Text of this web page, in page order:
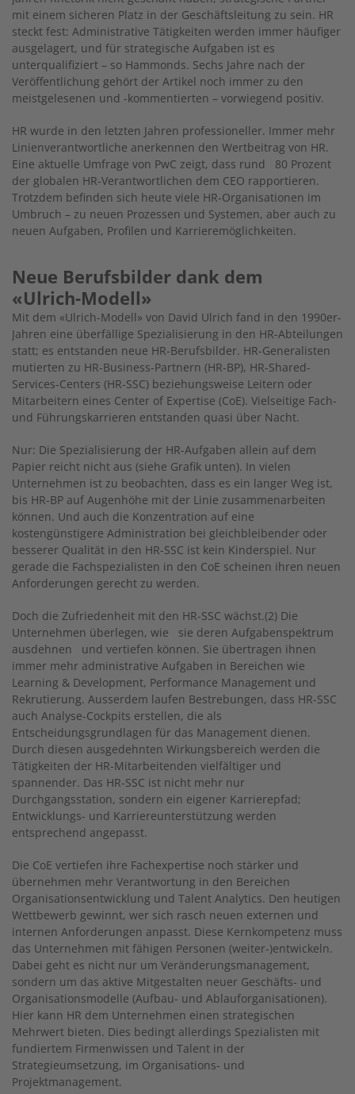
mit einem sicheren Platz in der Geschäftsleitung zu sein. HR
steckt fest: Administrative Tätigkeiten werden immer häufiger
ausgelagert, und für strategische Aufgaben ist es
unterqualifiziert – so Hammonds. Sechs Jahre nach der
Veröffentlichung gehört der Artikel noch immer zu den
meistgelesenen und -kommentierten – vorwiegend positiv.
HR wurde in den letzten Jahren professioneller. Immer mehr
Linienverantwortliche anerkennen den Wertbeitrag von HR.
Eine aktuelle Umfrage von PwC zeigt, dass rund 80 Prozent
der globalen HR-Verantwortlichen dem CEO rapportieren.
Trotzdem befinden sich heute viele HR-Organisationen im
Umbruch – zu neuen Prozessen und Systemen, aber auch zu
neuen Aufgaben, Profilen und Karrieremöglichkeiten.
Neue Berufsbilder dank dem
«Ulrich-Modell»
Mit dem «Ulrich-Modell» von David Ulrich fand in den 1990er-
Jahren eine überfällige Spezialisierung in den HR-Abteilungen
statt; es entstanden neue HR-Berufsbilder. HR-Generalisten
mutierten zu HR-Business-Partnern (HR-BP), HR-Shared-
Services-Centers (HR-SSC) beziehungsweise Leitern oder
Mitarbeitern eines Center of Expertise (CoE). Vielseitige Fach-
und Führungskarrieren entstanden quasi über Nacht.
Nur: Die Spezialisierung der HR-Aufgaben allein auf dem
Papier reicht nicht aus (siehe Grafik unten). In vielen
Unternehmen ist zu beobachten, dass es ein langer Weg ist,
bis HR-BP auf Augenhöhe mit der Linie zusammenarbeiten
können. Und auch die Konzentration auf eine
kostengünstigere Administration bei gleichbleibender oder
besserer Qualität in den HR-SSC ist kein Kinderspiel. Nur
gerade die Fachspezialisten in den CoE scheinen ihren neuen
Anforderungen gerecht zu werden.
Doch die Zufriedenheit mit den HR-SSC wächst.(2) Die
Unternehmen überlegen, wie sie deren Aufgabenspektrum
ausdehnen und vertiefen können. Sie übertragen ihnen
immer mehr administrative Aufgaben in Bereichen wie
Learning & Development, Performance Management und
Rekrutierung. Ausserdem laufen Bestrebungen, dass HR-SSC
auch Analyse-Cockpits erstellen, die als
Entscheidungsgrundlagen für das Management dienen.
Durch diesen ausgedehnten Wirkungsbereich werden die
Tätigkeiten der HR-Mitarbeitenden vielfältiger und
spannender. Das HR-SSC ist nicht mehr nur
Durchgangsstation, sondern ein eigener Karrierepfad;
Entwicklungs- und Karriereunterstützung werden
entsprechend angepasst.
Die CoE vertiefen ihre Fachexpertise noch stärker und
übernehmen mehr Verantwortung in den Bereichen
Organisationsentwicklung und Talent Analytics. Den heutigen
Wettbewerb gewinnt, wer sich rasch neuen externen und
internen Anforderungen anpasst. Diese Kernkompetenz muss
das Unternehmen mit fähigen Personen (weiter-)entwickeln.
Dabei geht es nicht nur um Veränderungsmanagement,
sondern um das aktive Mitgestalten neuer Geschäfts- und
Organisationsmodelle (Aufbau- und Ablauforganisationen).
Hier kann HR dem Unternehmen einen strategischen
Mehrwert bieten. Dies bedingt allerdings Spezialisten mit
fundiertem Firmenwissen und Talent in der
Strategieumsetzung, im Organisations- und
Projektmanagement.